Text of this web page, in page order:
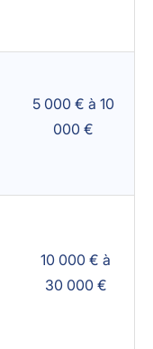
5 000 € à 10
000 €
10 000 € à
30 000 €